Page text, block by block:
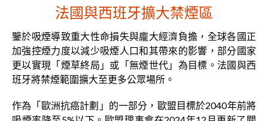
法國與西班牙擴大禁煙區
鑒於吸煙導致重大性命損失與龐大經濟負擔，全球各國正
加強控煙力度以減少吸煙人口和其帶來的影響，部分國家
更以實現「煙草終局」或「無煙世代」為目標。法國與西
班牙將禁煙範圍擴大至更多公眾場所。
作為「歐洲抗癌計劃」的一部分，歐盟目標於2040年前將